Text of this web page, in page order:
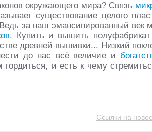
окружающего мира? Связь
существование целого
за наш эмансипированный век
. Купить и вышить
древней вышивки... Низкий
до нас всё величие и
и есть к чему
Ссылки на